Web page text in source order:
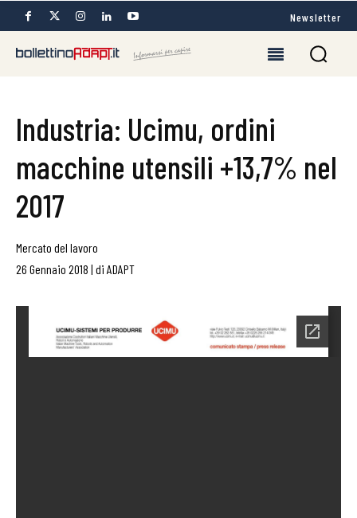
Newsletter
Industria: Ucimu, ordini
macchine utensili +13,7% nel
2017
Mercato del lavoro
26 Gennaio 2018 | di ADAPT